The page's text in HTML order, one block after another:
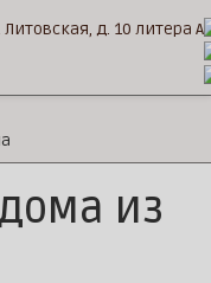
д. 10 литера А
из